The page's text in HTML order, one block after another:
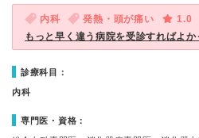
内科 発熱・頭が痛い
1.0
もっと早く違う病院を受診すればよ
診療科目：
内科
専門医・資格：